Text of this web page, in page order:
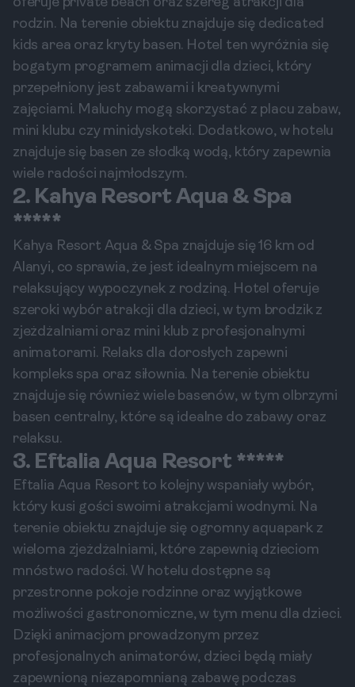
rodzin. Na terenie obiektu znajduje się dedicated
kids area oraz kryty basen. Hotel ten wyróżnia się
bogatym programem animacji dla dzieci, który
przepełniony jest zabawami i kreatywnymi
zajęciami. Maluchy mogą skorzystać z placu zabaw,
mini klubu czy minidyskoteki. Dodatkowo, w hotelu
znajduje się basen ze słodką wodą, który zapewnia
wiele radości najmłodszym.
2. Kahya Resort Aqua & Spa
*****
Kahya Resort Aqua & Spa znajduje się 16 km od
Alanyi, co sprawia, że jest idealnym miejscem na
relaksujący wypoczynek z rodziną. Hotel oferuje
szeroki wybór atrakcji dla dzieci, w tym brodzik z
zjeżdżalniami oraz mini klub z profesjonalnymi
animatorami. Relaks dla dorosłych zapewni
kompleks spa oraz siłownia. Na terenie obiektu
znajduje się również wiele basenów, w tym olbrzymi
basen centralny, które są idealne do zabawy oraz
relaksu.
3. Eftalia Aqua Resort *****
Eftalia Aqua Resort to kolejny wspaniały wybór,
który kusi gości swoimi atrakcjami wodnymi. Na
terenie obiektu znajduje się ogromny aquapark z
wieloma zjeżdżalniami, które zapewnią dzieciom
mnóstwo radości. W hotelu dostępne są
przestronne pokoje rodzinne oraz wyjątkowe
możliwości gastronomiczne, w tym menu dla dzieci.
Dzięki animacjom prowadzonym przez
profesjonalnych animatorów, dzieci będą miały
zapewnioną niezapomnianą zabawę podczas